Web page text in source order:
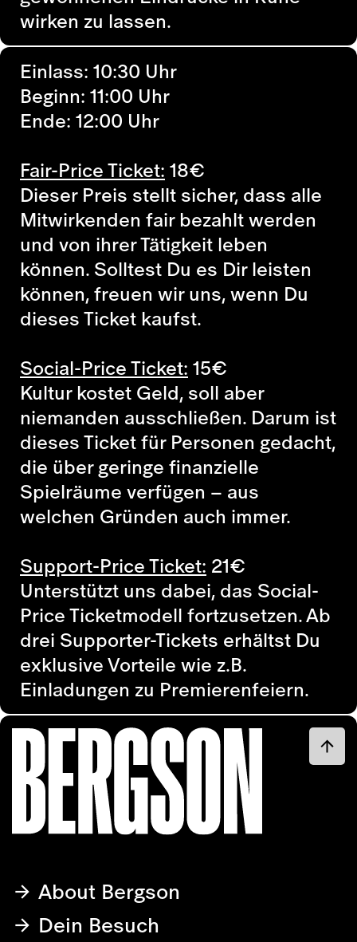
wirken zu lassen.
Einlass: 10:30 Uhr
Beginn: 11:00 Uhr
Ende: 12:00 Uhr
Fair-Price Ticket:18€
Dieser Preis stellt sicher, dass alle
Mitwirkenden fair bezahlt werden
und von ihrer Tätigkeit leben
können. Solltest Du es Dir leisten
können, freuen wir uns, wenn Du
dieses Ticket kaufst.
Social-Price Ticket:15€
Kultur kostet Geld, soll aber
niemanden ausschließen. Darum ist
dieses Ticket für Personen gedacht,
die über geringe finanzielle
Spielräume verfügen – aus
welchen Gründen auch immer.
Support-Price Ticket: 21€
Unterstützt uns dabei, das Social-
Price Ticketmodell fortzusetzen. Ab
drei Supporter-Tickets erhältst Du
exklusive Vorteile wie z.B.
Einladungen zu Premierenfeiern.
About Bergson
Dein Besuch